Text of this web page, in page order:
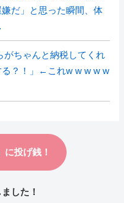
だ」と思った瞬間、体
がちゃんと納税してくれ
る？！」←これw w w w w
した！